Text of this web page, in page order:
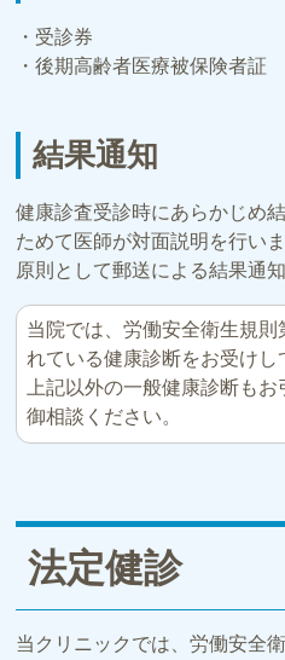
・受診券
・後期高齢者医療被保険者証
結果通知
健康診査受診時にあらかじめ
ためて医師が対面説明を行いま
原則として郵送による結果通
当院では、労働安全衛生規則
れている健康診断をお受けし
上記以外の一般健康診断も
御相談ください。
法定健診
当クリニックでは、労働安全